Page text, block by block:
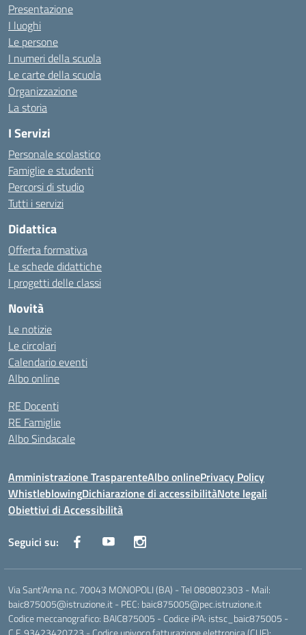
Presentazione
I luoghi
Le persone
I numeri della scuola
Le carte della scuola
Organizzazione
La storia
I Servizi
Personale scolastico
Famiglie e studenti
Percorsi di studio
Tutti i servizi
Didattica
Offerta formativa
Le schede didattiche
I progetti delle classi
Novità
Le notizie
Le circolari
Calendario eventi
Albo online
RE Docenti
RE Famiglie
Albo Sindacale
Amministrazione TrasparenteAlbo onlinePrivacy Policy
WhistleblowingDichiarazione di accessibilitàNote legali
Obiettivi di Accessibilità
Seguici su:
Via Sant'Anna n.c. 70043 MONOPOLI (BA) - Tel 080802303 - Mail:
baic875005@istruzione.it - PEC: baic875005@pec.istruzione.it
Codice meccanografico: BAIC875005 - Codice iPA: istsc_baic875005 -